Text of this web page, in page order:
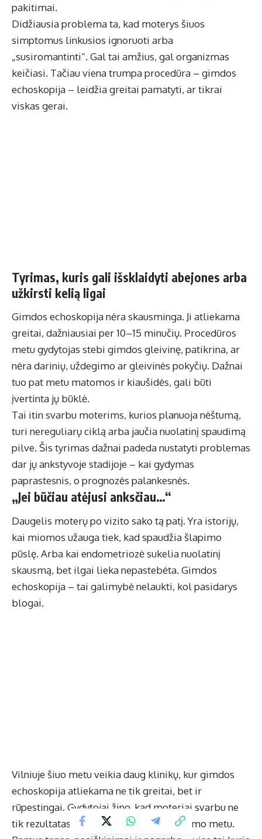
pakitimai.
Didžiausia problema ta, kad moterys šiuos
simptomus linkusios ignoruoti arba
„susiromantinti“. Gal tai amžius, gal organizmas
keičiasi. Tačiau viena trumpa procedūra – gimdos
echoskopija – leidžia greitai pamatyti, ar tikrai
viskas gerai.
Tyrimas, kuris gali išsklaidyti abejones arba
užkirsti kelią ligai
Gimdos echoskopija nėra skausminga. Ji atliekama
greitai, dažniausiai per 10–15 minučių. Procedūros
metu gydytojas stebi gimdos gleivinę, patikrina, ar
nėra darinių, uždegimo ar gleivinės pokyčių. Dažnai
tuo pat metu matomos ir kiaušidės, gali būti
įvertinta jų būklė.
Tai itin svarbu moterims, kurios planuoja nėštumą,
turi nereguliarų ciklą arba jaučia nuolatinį spaudimą
pilve. Šis tyrimas dažnai padeda nustatyti problemas
dar jų ankstyvoje stadijoje – kai gydymas
paprastesnis, o prognozės palankesnės.
„Jei būčiau atėjusi anksčiau…“
Daugelis moterų po vizito sako tą patį. Yra istorijų,
kai miomos užauga tiek, kad spaudžia šlapimo
pūslę. Arba kai endometriozė sukelia nuolatinį
skausmą, bet ilgai lieka nepastebėta. Gimdos
echoskopija – tai galimybė nelaukti, kol pasidarys
blogai.
Vilniuje šiuo metu veikia daug klinikų, kur gimdos
echoskopija atliekama ne tik greitai, bet ir
rūpestingai. Gydytojai žino, kad moteriai svarbu ne
tik rezultatas, bet ir tai, kaip jaučiasi tyrimo metu.